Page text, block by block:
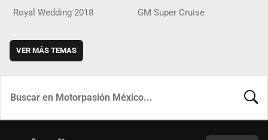
Royal Wedding 2018 GM Super Cruise
VER MÁS TEMAS